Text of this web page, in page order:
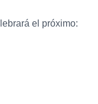
el próximo: